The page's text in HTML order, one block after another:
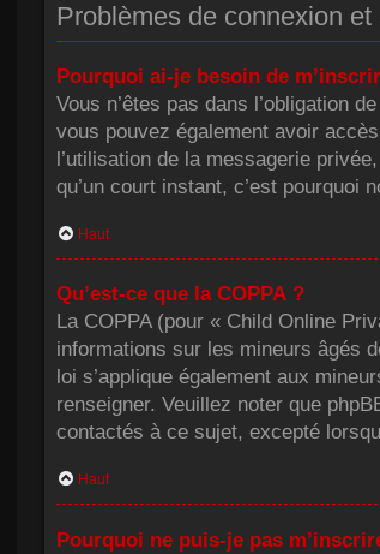
Problèmes de connexion et
Pourquoi ai-je besoin de
Vous n’êtes pas dans l’obligation
vous pouvez également avoir
l’utilisation de la messagerie
qu’un court instant, c’est pourquoi
Haut
Qu’est-ce que la COPPA ?
La COPPA (pour « Child Online
informations sur les mineurs âgés
loi s’applique également aux
renseigner. Veuillez noter que
contactés à ce sujet, excepté
Haut
Pourquoi ne puis-je pas